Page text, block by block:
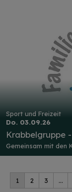
Sport und Freizeit
Do. 03.09.26
Krabbelgruppe
Gemeinsam mit den
1 2 3 ...